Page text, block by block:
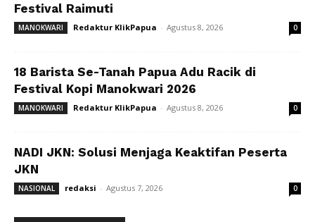
Festival Raimuti
MANOKWARI Redaktur KlikPapua - Agustus 8, 2026 0
18 Barista Se-Tanah Papua Adu Racik di
Festival Kopi Manokwari 2026
MANOKWARI Redaktur KlikPapua - Agustus 8, 2026 0
NADI JKN: Solusi Menjaga Keaktifan Peserta
JKN
NASIONAL redaksi - Agustus 7, 2026 0